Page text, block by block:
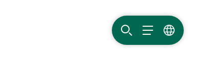
BUSCARMENÚIDIOMA